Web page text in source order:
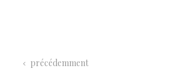
précédemment